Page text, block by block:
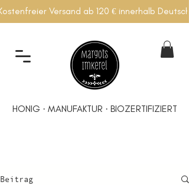
Versand ab 120 € innerhalb
HONIG · MANUFAKTUR · BIOZERTIFIZIERT
Beitrag